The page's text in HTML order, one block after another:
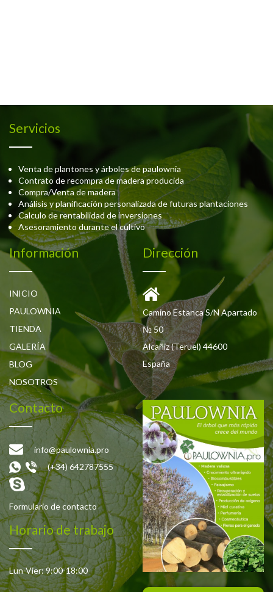
Servicios
Venta de plantones y árboles de paulownia
Contrato de recompra de madera producida
Compra/Venta de madera
Análisis y planificación personalizada de futuras plantaciones
Calculo de rentabilidad de inversiones
Asesoramiento durante el cultivo
Información
INICIO
PAULOWNIA
TIENDA
GALERÍA
BLOG
NOSOTROS
Dirección
Camino Estanca S/N Apartado
№ 50
Alcañiz (Teruel) 44600
España
Contacto
info@paulownia.pro
(+34) 642787555
Formulario de contacto
Horario de trabajo
Lun-Vier: 9:00-18:00